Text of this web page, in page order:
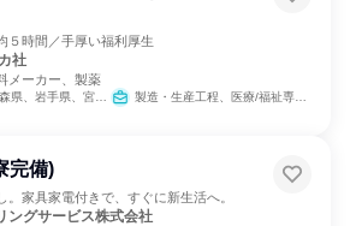
５時間／手厚い福利厚生
社
メーカー、製薬
県、岐阜県、静岡県、愛知県、三重県、滋賀県、京都府、大阪府、兵庫県、奈良県、和歌山県、鳥取県、島根県、岡山県、広島県、山口県、徳島県、香川県、愛媛県、高知県、福岡県、佐賀県、長崎県、熊本県、大分県、宮崎県、鹿児島県、沖縄県 製造・生産工程、医療/福祉専門職、カスタマーサクセス、学術研究
完備)
家具家電付きで、すぐに新生活へ。
ングサービス株式会社